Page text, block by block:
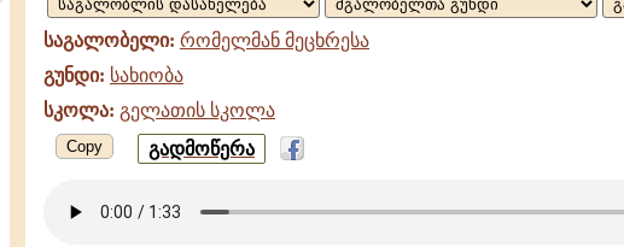
მეცხრესა,
სახიობა,
გელათის
სკოლა
საგალობელი: რომელმან მეცხრესა
გუნდი: სახიობა
სკოლა: გელათის სკოლა
Copy გადმოწერა